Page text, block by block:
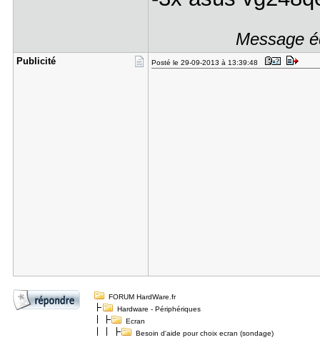
Message
Publicité Posté le 29-09-2013 à 13:39:48
FORUM HardWare.fr
Hardware - Périphériques
Ecran
Besoin d'aide pour choix ecran (sondage)